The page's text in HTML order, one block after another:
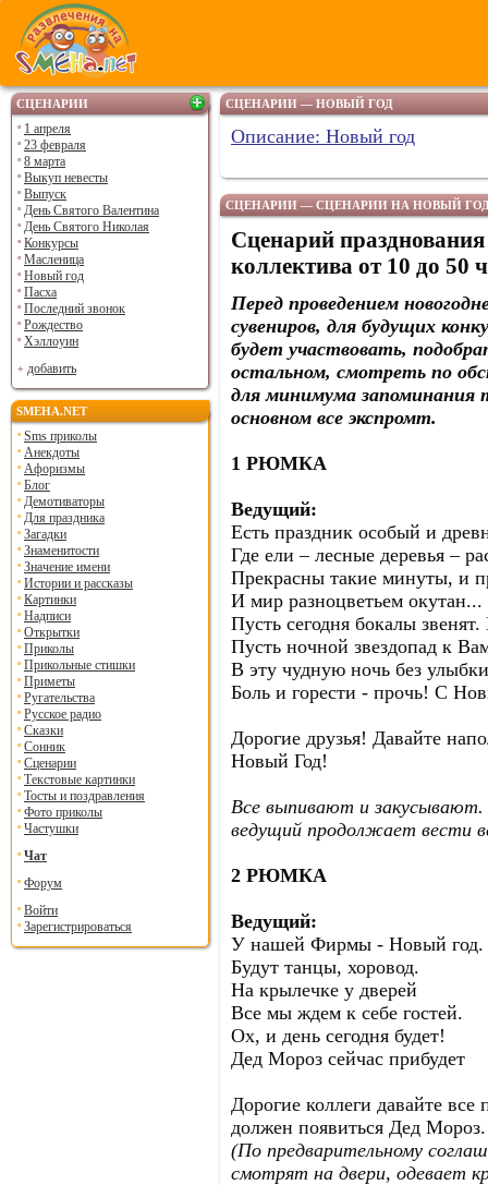
СЦЕНАРИИ
1 апреля
23 февраля
8 марта
Выкуп невесты
Выпуск
День Святого Валентина
День Святого Николая
Конкурсы
Масленица
Новый год
Пасха
Последний звонок
Рождество
Хэллоуин
добавить
SMEHA.NET
Sms приколы
Анекдоты
Афоризмы
Блог
Демотиваторы
Для праздника
Загадки
Знаменитости
Значение имени
Истории и рассказы
Картинки
Надписи
Открытки
Приколы
Прикольные стишки
Приметы
Ругательства
Русское радио
Сказки
Сонник
Сценарии
Текстовые картинки
Тосты и поздравления
Фото приколы
Частушки
Чат
Форум
Войти
Зарегистрироваться
СЦЕНАРИИ — НОВЫЙ ГОД
Описание: Новый год
СЦЕНАРИИ — СЦЕНАРИИ НА НОВЫЙ
Сценарий
коллектива от 10 до 50
Перед проведением
сувениров, для будущих
будет участвовать,
остальном, смотреть по
для минимума запоминания
основном все экспромт.
1 РЮМКА
Ведущий:
Есть праздник особый и
Где ели – лесные деревья –
Прекрасны такие минуты, и
И мир разноцветьем
Пусть сегодня бокалы
Пусть ночной звездопад к
В эту чудную ночь без
Боль и горести - прочь! С
Дорогие друзья! Давайте
Новый Год!
Все выпивают и
ведущий продолжает вести
2 РЮМКА
Ведущий:
У нашей Фирмы - Новый год.
Будут танцы, хоровод.
На крылечке у дверей
Все мы ждем к себе гостей.
Ох, и день сегодня будет!
Дед Мороз сейчас прибудет
Дорогие коллеги давайте
должен появиться Дед Мороз.
(По предварительному
смотрят на двери, одевает